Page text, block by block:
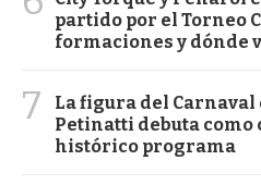
partido por el Torneo
formaciones y dónde
7
La figura del Carnaval
Petinatti debuta como
histórico programa